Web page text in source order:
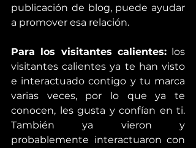
publicación de blog, puede ayudar
a promover esa relación.
Para los visitantes calientes: los
visitantes calientes ya te han visto
e interactuado contigo y tu marca
varias veces, por lo que ya te
conocen, les gusta y confían en ti.
También ya vieron y
probablemente interactuaron con